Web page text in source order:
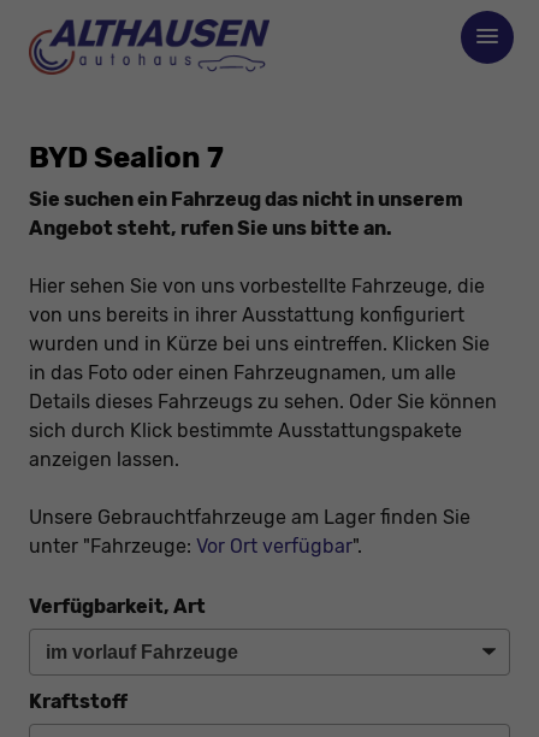
BYD Sealion 7
Sie suchen ein Fahrzeug das nicht in unserem
Angebot steht, rufen Sie uns bitte an.
Hier sehen Sie von uns vorbestellte Fahrzeuge, die
von uns bereits in ihrer Ausstattung konfiguriert
wurden und in Kürze bei uns eintreffen. Klicken Sie
in das Foto oder einen Fahrzeugnamen, um alle
Details dieses Fahrzeugs zu sehen. Oder Sie können
sich durch Klick bestimmte Ausstattungspakete
anzeigen lassen.
Unsere Gebrauchtfahrzeuge am Lager finden Sie
unter "Fahrzeuge: Vor Ort verfügbar".
Verfügbarkeit, Art
Kraftstoff